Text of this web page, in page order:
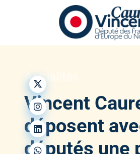
Actualités
Vincent
déposent
députés une
Nous retrouver sur X
Nous retrouver sur
Nous retrouver sur